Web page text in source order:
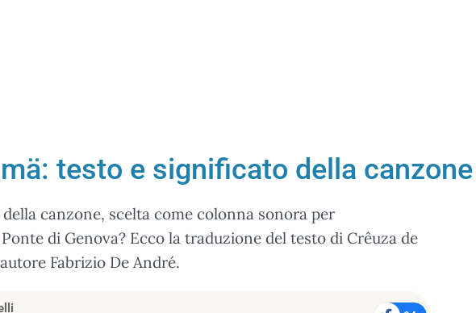
testo e significato della
canzone, scelta come colonna sonora per
di Genova? Ecco la traduzione del testo di Crêuza de
Fabrizio De André.